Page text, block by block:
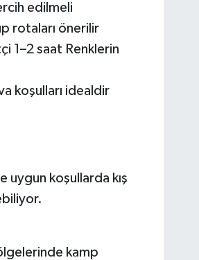
edilmeli
rotaları önerilir
1–2 saat Renklerin
koşulları idealdir
uygun koşullarda kış
kamp